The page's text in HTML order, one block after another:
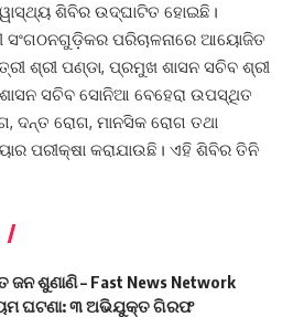
ଶିବିର ଉଦ୍‌ଘାଟିତ ହୋଇଛି।
ସଂଗଠନଗୁଡ଼ିକର ପରିଚାଳନାରେ ଆୟୋଜିତ
ଶ୍ରୀ ପଣ୍ଡା, ପ୍ରମୁଖ ଶାସନ ସଚିବ ଶ୍ରୀ
ସଚିବ ସୋନିଆ ବେହେରା ଉପସ୍ଥିତ
ଦନ୍ତ ରୋଗ, ମାନସିକ ରୋଗ ତଥା
ପରୀକ୍ଷା କରାଯାଉଛି। ଏହି ଶିବିର ତିନି
ଶୁଣାଣି – Fast News Network
ଘଟଣା: ୩ ଅଭିଯୁକ୍ତ ଗିରଫ